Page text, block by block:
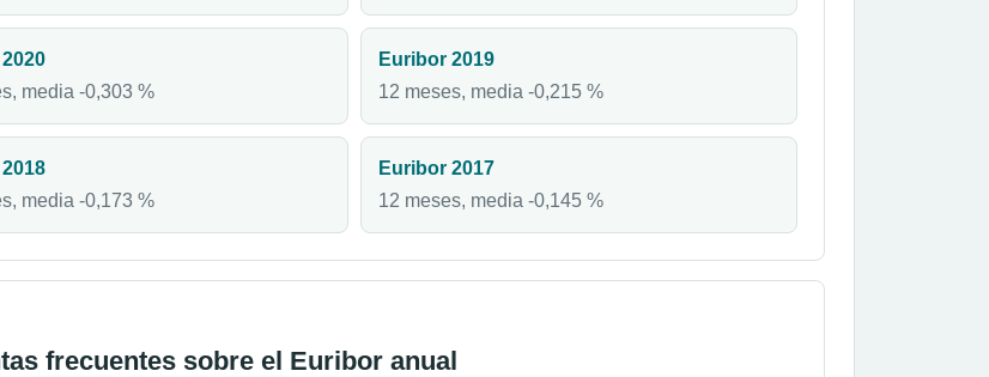
media -0,303 %
Euribor 2019
12 meses, media -0,215 %
media -0,173 %
Euribor 2017
12 meses, media -0,145 %
frecuentes sobre el Euribor anual